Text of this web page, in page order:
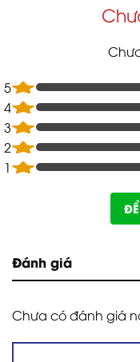
5
4
3
2
1
Đánh giá
Chưa có đánh giá